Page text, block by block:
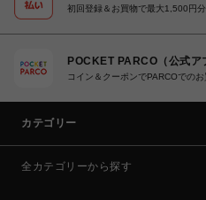
初回登録＆お買物で最大1,500円
POCKET PARCO（公式ア
コイン＆クーポンでPARCOでの
カテゴリー
全カテゴリーから探す